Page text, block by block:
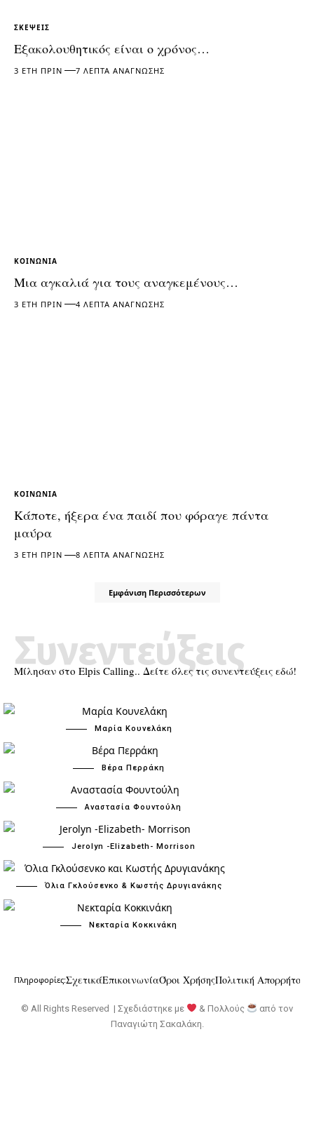
ΣΚΈΨΕΙΣ
Εξακολουθητικός είναι ο χρόνος…
3 ΈΤΗ ΠΡΙΝ 7 ΛΕΠΤΆ ΑΝΆΓΝΩΣΗΣ
ΚΟΙΝΩΝΊΑ
Μια αγκαλιά για τους αναγκεμένους…
3 ΈΤΗ ΠΡΙΝ 4 ΛΕΠΤΆ ΑΝΆΓΝΩΣΗΣ
ΚΟΙΝΩΝΊΑ
Κάποτε, ήξερα ένα παιδί που φόραγε πάντα
μαύρα
3 ΈΤΗ ΠΡΙΝ 8 ΛΕΠΤΆ ΑΝΆΓΝΩΣΗΣ
Εμφάνιση Περισσότερων
Μίλησαν στο Elpis Calling.. Δείτε όλες τις συνεντεύξεις εδώ!
Συνεντεύξεις
Μαρία Κουνελάκη
Βέρα Περράκη
Αναστασία Φουντούλη
Jerolyn -Elizabeth- Morrison
Όλια Γκλούσενκο & Κωστής Δρυγιανάκης
Νεκταρία Κοκκινάκη
Πληροφορίες:ΣχετικάΕπικοινωνίαΌροι ΧρήσηςΠολιτική Απορρήτου
© All Rights Reserved | Σχεδιάστηκε με & Πολλούς
από τον
Παναγιώτη Σακαλάκη.